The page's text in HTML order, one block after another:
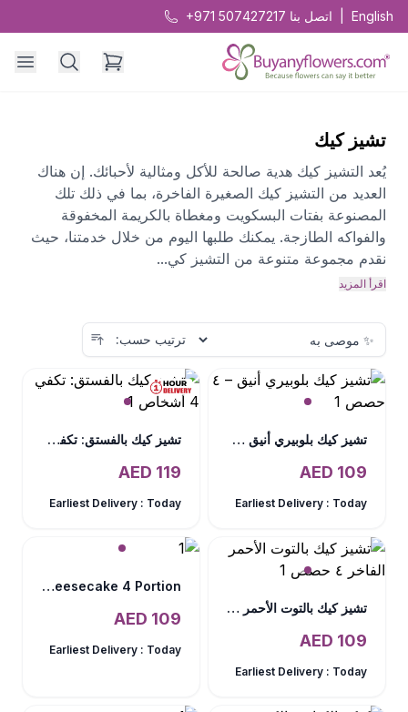
English اتصل بنا +971 507427217
تشيز كيك
يُعد التشيز كيك هدية صالحة للأكل ومثالية لأحبائك. إن هناك
العديد من التشيز كيك الصغيرة الفاخرة، بما في ذلك تلك
المصنوعة بفتات البسكويت ومغطاة بالكريمة المخفوقة
والفواكه الطازجة. يمكنك طلبها اليوم من خلال خدمتنا، حيث
نقدم مجموعة متنوعة من التشيز كي...
اقرأ المزيد
ترتيب حسب:
تشيز كيك بلوبيري أنيق – ٤ حصص
109
Earliest Delivery : Today
تشيز كيك بالفستق: تكفي 4 أشخاص
119
Earliest Delivery : Today
تشيز كيك بالتوت الأحمر الفاخر ٤ حصص
109
Earliest Delivery : Today
Oreo Cheesecake 4 Portion
109
Earliest Delivery : Today